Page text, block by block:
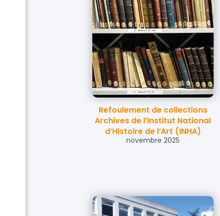
Refoulement de collections
Archives de l’Institut National
d’Histoire de l’Art (INHA)
novembre 2025